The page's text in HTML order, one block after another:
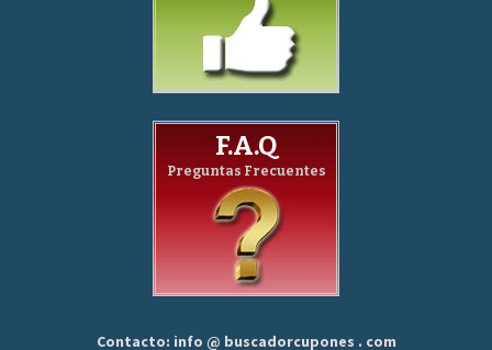
F.A.Q
Preguntas Frecuentes
Contacto: info @ buscadorcupones . com